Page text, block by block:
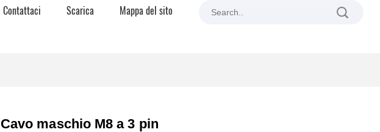
Contattaci Scarica Mappa del sito
Cavo maschio M8 a 3 pin